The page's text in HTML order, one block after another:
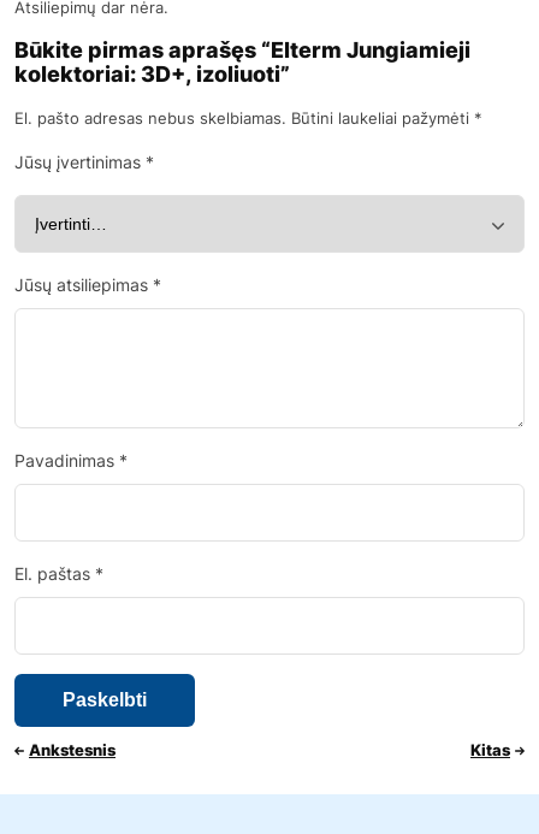
Atsiliepimų dar nėra.
Būkite pirmas aprašęs “Elterm Jungiamieji
kolektoriai: 3D+, izoliuoti”
El. pašto adresas nebus skelbiamas. Būtini laukeliai pažymėti *
Jūsų įvertinimas *
Jūsų atsiliepimas *
Pavadinimas *
El. paštas *
Ankstesnis Kitas